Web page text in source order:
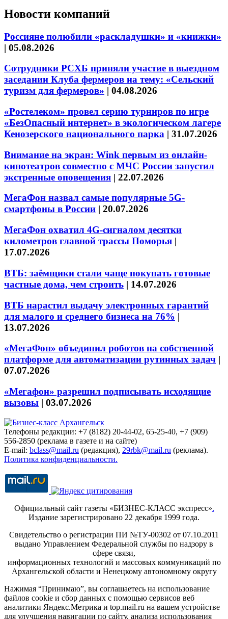
Новости компаний
Россияне полюбили «раскладушки» и «книжки»
| 05.08.2026
Сотрудники РСХБ приняли участие в выездном
заседании Клуба фермеров на тему: «Сельский
туризм для фермеров» | 04.08.2026
«Ростелеком» провел серию турниров по игре
«БезОпасный интернет» в экологическом лагере
Кенозерского национального парка | 31.07.2026
Внимание на экран: Wink первым из онлайн-
кинотеатров совместно с МЧС России запустил
экстренные оповещения | 22.07.2026
МегаФон назвал самые популярные 5G-
смартфоны в России | 20.07.2026
МегаФон охватил 4G-сигналом десятки
километров главной трассы Поморья |
17.07.2026
ВТБ: заёмщики стали чаще покупать готовые
частные дома, чем строить | 14.07.2026
ВТБ нарастил выдачу электронных гарантий
для малого и среднего бизнеса на 76% |
13.07.2026
«МегаФон» объединил роботов на собственной
платформе для автоматизации рутинных задач |
07.07.2026
«Мегафон» разрешил подписывать исходящие
вызовы | 03.07.2026
Телефоны редакции: +7 (8182) 20-44-02, 65-25-40, +7 (909)
556-2850 (реклама в газете и на сайте)
E-mail: bclass@mail.ru (редакция), 29rbk@mail.ru (реклама).
Политика конфиденциальности.
Официальный сайт газеты «БИЗНЕС-КЛАСС экспресс».
Издание зарегистрировано 22 декабря 1999 года.
Свидетельство о регистрации ПИ №ТУ-00302 от 07.10.2011
выдано Управлением Федеральной службы по надзору в
сфере связи,
информационных технологий и массовых коммуникаций по
Архангельской области и Ненецкому автономному округу
Нажимая “Принимаю”, вы соглашаетесь на использование
файлов cookie и сбор данных с помощью сервисов веб
аналитики Яндекс.Метрика и top.mail.ru на вашем устройстве
для улучшения навигации по сайту, анализа использования